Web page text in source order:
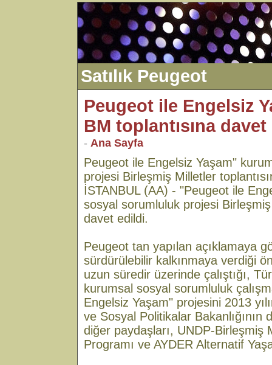
Satılık Peugeot
Peugeot ile Engelsiz
BM toplantısına
- Ana Sayfa
Peugeot ile Engelsiz Yaşam"
projesi Birleşmiş Milletler
İSTANBUL (AA) - "Peugeot ile
sosyal sorumluluk projesi
davet edildi.
Peugeot tan yapılan açıklamaya
sürdürülebilir kalkınmaya verdiği
uzun süredir üzerinde çalıştığı,
kurumsal sosyal sorumluluk
Engelsiz Yaşam" projesini 2013
ve Sosyal Politikalar Bakanlığının
diğer paydaşları, UNDP-Birleşmiş
Programı ve AYDER Alternatif